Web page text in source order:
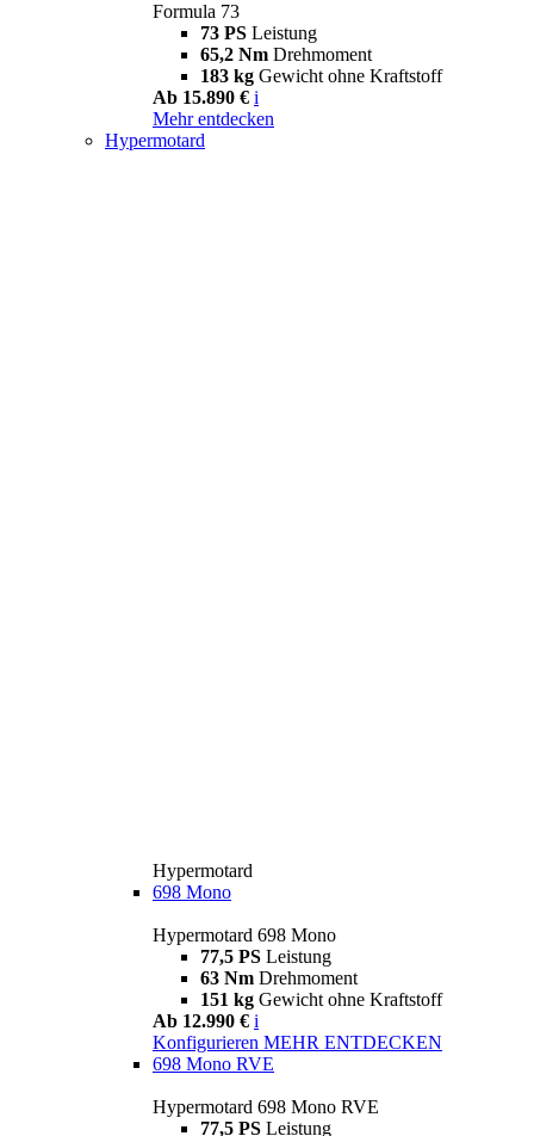
Formula 73
73 PS Leistung
65,2 Nm Drehmoment
183 kg Gewicht ohne Kraftstoff
Ab 15.890 € i
Mehr entdecken
Hypermotard
Hypermotard
698 Mono
Hypermotard 698 Mono
77,5 PS Leistung
63 Nm Drehmoment
151 kg Gewicht ohne Kraftstoff
Ab 12.990 € i
Konfigurieren MEHR ENTDECKEN
698 Mono RVE
Hypermotard 698 Mono RVE
77,5 PS Leistung